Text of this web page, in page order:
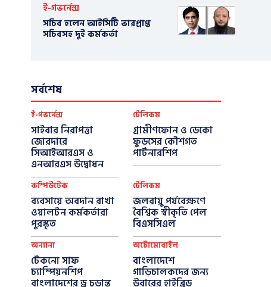
ই-গভর্নেন্স
সচিব হলেন আইসিটি ভারপ্রাপ্ত
সচিবসহ দুই কর্মকর্তা
সর্বশেষ
ই-গভর্নেন্স
সাইবার নিরাপত্তা
জোরদারে
সিআইআরএস ও
এনআরএস উদ্বোধন
টেলিকম
গ্রামীণফোন ও ডেকো
ফুডসের কৌশগত
পার্টনারশিপ
কম্পিউটেক
ব্যবসায়ে অবদান রাখা
ওয়ালটন কর্মকর্তারা
পুরস্কৃত
টেলিকম
জলবায়ু পর্যবেক্ষণে
বৈশ্বিক স্বীকৃতি পেল
বিএসসিএল
অন্যান্য
টেকনো সাফ
চ্যাম্পিয়নশিপ
বাংলাদেশের ড্র চূড়ান্ত
অটোমোবাইল
বাংলাদেশে
গাড়িচালকদের জন্য
উবারের হাইব্রিড